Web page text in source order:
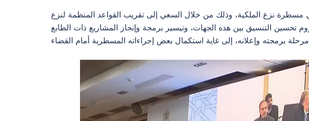
مسطرة نزع الملكية، وذلك من خلال السعي إلى تقريب القواعد المنظمة لنزع
تحسين التنسيق بين هذه الجهات، وتيسير برمجة وإنجاز المشاريع ذات الطابع